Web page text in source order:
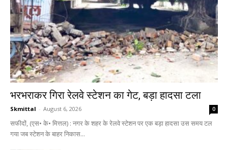
भरभराकर गिरा रेलवे स्टेशन का गेट, बड़ा हादसा टला
Skmittal - August 6, 2026 0
सफीदों, (एस• के• मित्तल) : नगर के शहर के रेलवे स्टेशन पर एक बड़ा हादसा उस समय टल
गया जब स्टेशन के बाहर निकास...